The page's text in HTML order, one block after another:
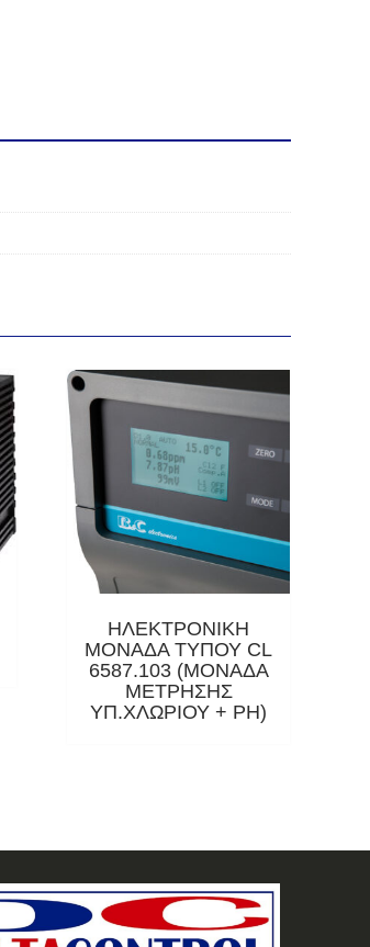
ΗΛΕΚΤΡΟΝΙΚΗ
ΜΟΝΑΔΑ ΤΥΠΟΥ CL
6587.103 (ΜΟΝΑΔΑ
ΜΕΤΡΗΣΗΣ
ΥΠ.ΧΛΩΡΙΟΥ + ΡΗ)